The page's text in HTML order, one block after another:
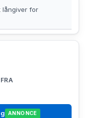
långiver for
ANNONCE